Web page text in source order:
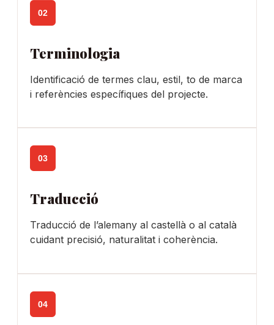
02
Terminologia
Identificació de termes clau, estil, to de marca
i referències específiques del projecte.
03
Traducció
Traducció de l’alemany al castellà o al català
cuidant precisió, naturalitat i coherència.
04